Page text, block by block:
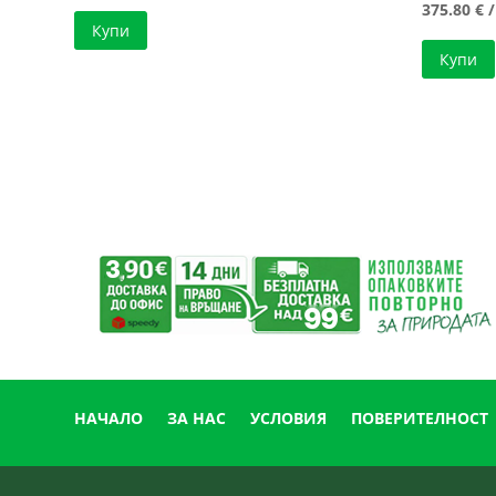
Купи
375.80€
Купи
НАЧАЛО ЗА НАС УСЛОВИЯ ПОВЕРИТЕЛНОСТ